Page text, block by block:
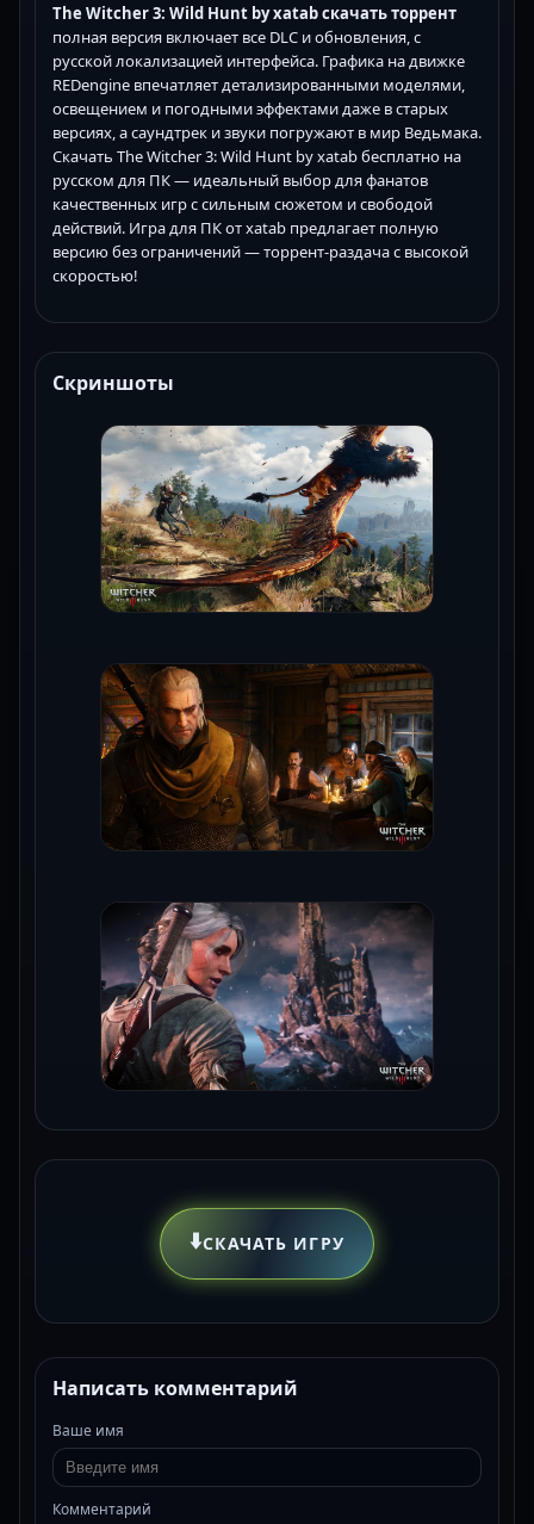
The Witcher 3: Wild Hunt by xatab скачать торрент
полная версия включает все DLC и обновления, с
русской локализацией интерфейса. Графика на движке
REDengine впечатляет детализированными моделями,
освещением и погодными эффектами даже в старых
версиях, а саундтрек и звуки погружают в мир Ведьмака.
Скачать The Witcher 3: Wild Hunt by xatab бесплатно на
русском для ПК — идеальный выбор для фанатов
качественных игр с сильным сюжетом и свободой
действий. Игра для ПК от xatab предлагает полную
версию без ограничений — торрент-раздача с высокой
скоростью!
Скриншоты
⬇️СКАЧАТЬ ИГРУ
Написать комментарий
Ваше имя
Комментарий